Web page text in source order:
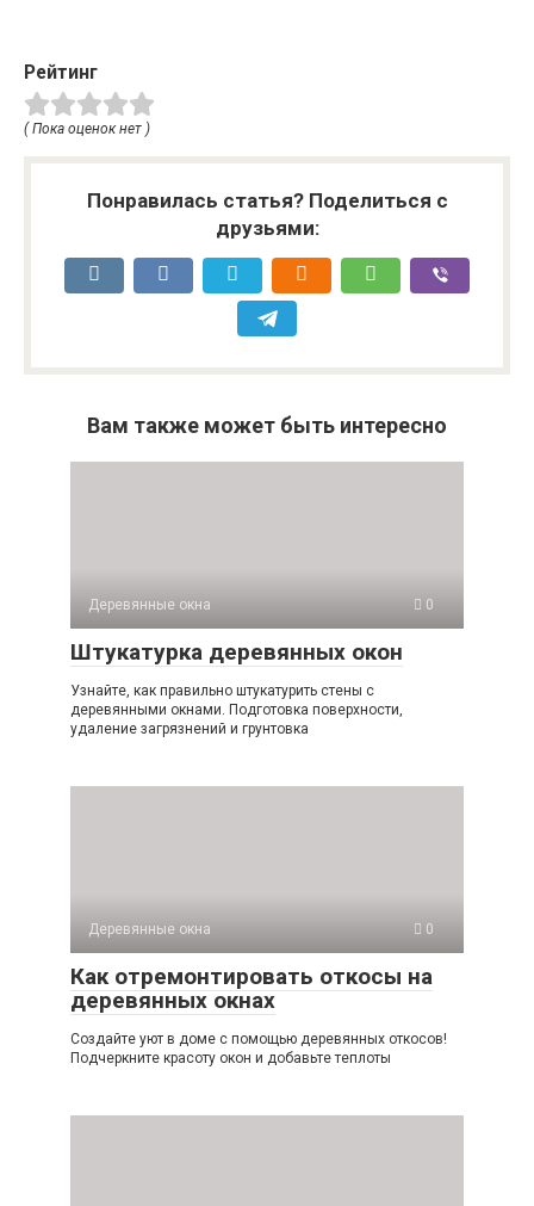
Рейтинг
( Пока оценок нет )
Понравилась статья? Поделиться с
друзьями:
Вам также может быть интересно
Деревянные окна 0
Штукатурка деревянных окон
Узнайте, как правильно штукатурить стены с
деревянными окнами. Подготовка поверхности,
удаление загрязнений и грунтовка
Деревянные окна 0
Как отремонтировать откосы на
деревянных окнах
Создайте уют в доме с помощью деревянных откосов!
Подчеркните красоту окон и добавьте теплоты